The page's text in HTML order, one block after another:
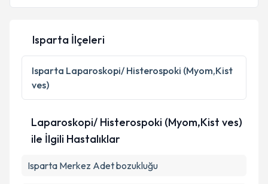
Kişisel verilerimin işlenmesine ilişkinAydınlatma
Metni
'ni okudum ve kişisel verilerimin belirtilen
kapsamda işlenmesini kabul ediyorum.
Takvim Talebini Gönder
Isparta İlçeleri
Isparta Laparoskopi/ Histerospoki (Myom,Kist
ves)
Laparoskopi/ Histerospoki (Myom,Kist ves)
ile İlgili Hastalıklar
Isparta Merkez Adet bozukluğu